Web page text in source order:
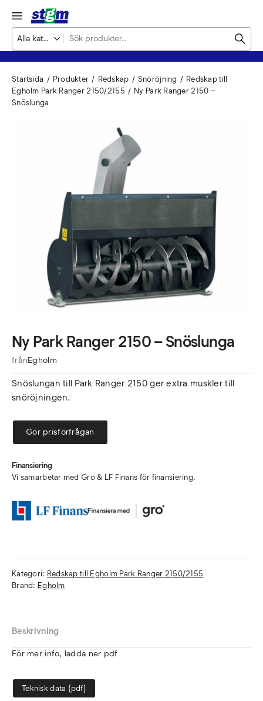
Startsida Produkter Redskap Snöröjning
Redskap till
Egholm Park Ranger 2150/2155
Ny Park Ranger 2150 –
Snöslunga
Ny Park Ranger 2150 – Snöslunga
frånEgholm
Snöslungan till Park Ranger 2150 ger extra muskler till
snöröjningen.
Gör prisförfrågan
Finansiering
Vi samarbetar med Gro & LF Finans för finansiering.
Kategori: Redskap till Egholm Park Ranger 2150/2155
Brand: Egholm
Beskrivning
För mer info, ladda ner pdf
Teknisk data (pdf)